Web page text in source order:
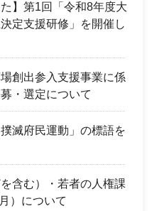
】第1回「令和8年度大
定支援研修」を開催し
創出参入支援事業に係
・選定について
滅府民運動」の標語を
含む）・若者の人権課
）について